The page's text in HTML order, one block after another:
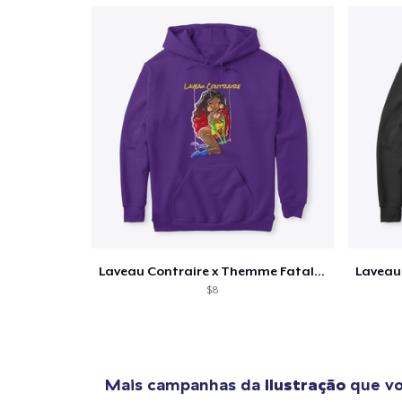
Laveau Contraire x Themme Fatalez
$8
Mais campanhas da Ilustração que